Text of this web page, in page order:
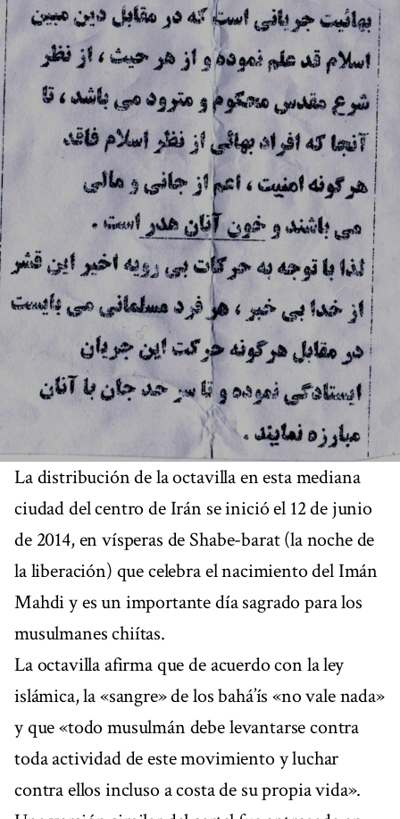
La distribución de la octavilla en esta mediana
ciudad del centro de Irán se inició el 12 de junio
de 2014, en vísperas de Shabe-barat (la noche de
la liberación) que celebra el nacimiento del Imán
Mahdi y es un importante día sagrado para los
musulmanes chiítas.
La octavilla afirma que de acuerdo con la ley
islámica, la «sangre» de los bahá’ís «no vale nada»
y que «todo musulmán debe levantarse contra
toda actividad de este movimiento y luchar
contra ellos incluso a costa de su propia vida».